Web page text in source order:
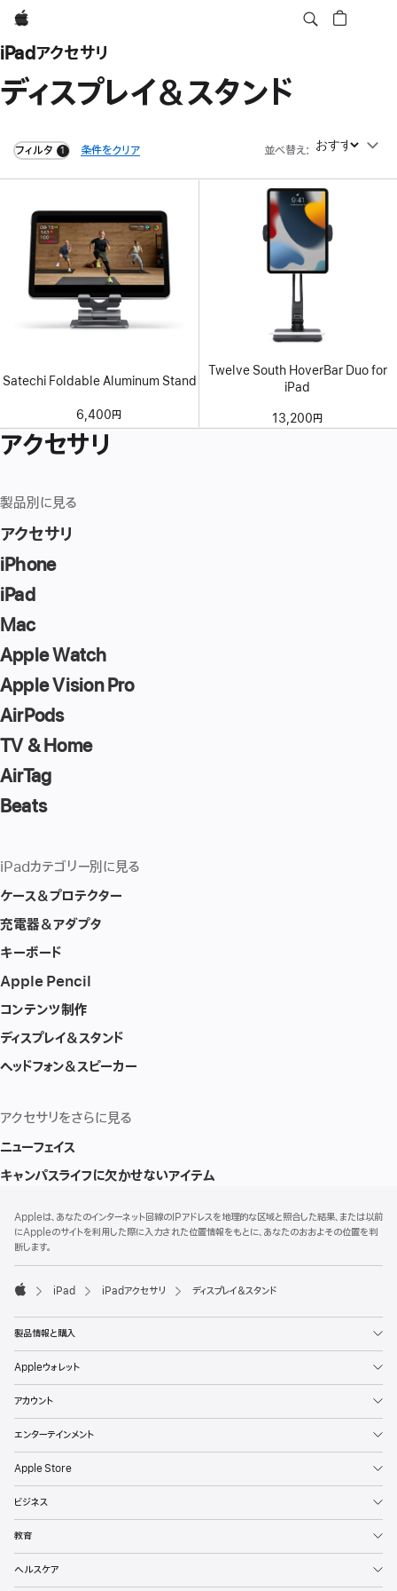
Apple
iPadアクセサリ
ディスプレイ＆スタンド
フィルタ 1
filters active条件をクリア 並べ替え: 並べ替え
Satechi Foldable Aluminum Stand
6,400円
Twelve South HoverBar Duo for
iPad
13,200円
アクセサリ
製品別に見る
アクセサリ
iPhone
iPad
Mac
Apple Watch
Apple Vision Pro
AirPods
TV & Home
AirTag
Beats
iPadカテゴリー別に見る
ケース＆プロテクター
充電器＆アダプタ
キーボード
Apple Pencil
コンテンツ制作
ディスプレイ＆スタンド
ヘッドフォン＆スピーカー
アクセサリをさらに見る
ニューフェイス
キャンパスライフに欠かせないアイテム
ッ
タ
ー
注
Appleは、あなたのインターネット回線のIPアドレスを地理的な区域と照合した結果、または以前
にAppleのサイトを利用した際に入力された位置情報をもとに、あなたのおおよその位置を判
断します。
iPad iPadアクセサリ ディスプレイ＆スタンド
製品情報と購入
Appleウォレット
アカウント
エンターテインメント
Apple Store
ビジネス
教育
ヘルスケア